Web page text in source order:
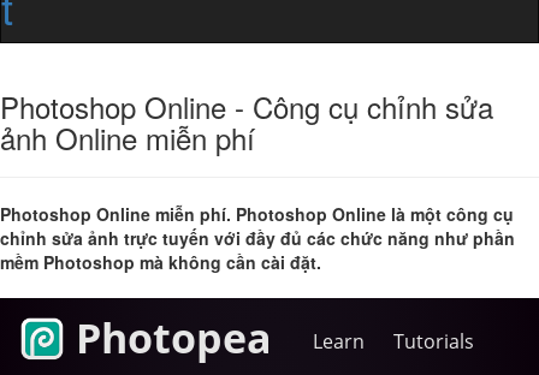
Photoshop Online - Công cụ chỉnh sửa
ảnh Online miễn phí
Photoshop Online miễn phí. Photoshop Online là một công cụ
chỉnh sửa ảnh trực tuyến với đầy đủ các chức năng như phần
mềm Photoshop mà không cần cài đặt.